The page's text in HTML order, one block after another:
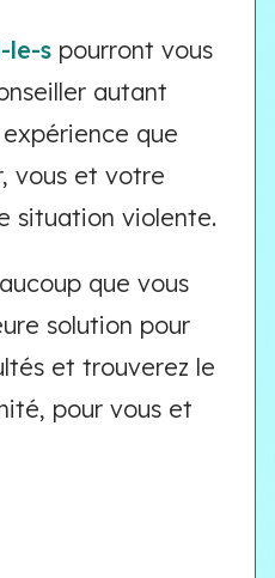
le-s pourront vous
autant
que
vous et votre
situation violente.
que vous
solution pour
et trouverez le
pour vous et